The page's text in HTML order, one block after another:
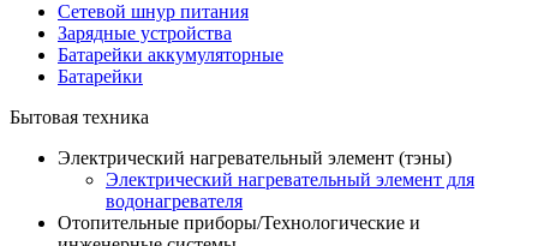
Сетевой шнур питания
Зарядные устройства
Батарейки аккумуляторные
Батарейки
Бытовая техника
Электрический нагревательный элемент (тэны)
Электрический нагревательный элемент для
водонагревателя
Отопительные приборы/Технологические и